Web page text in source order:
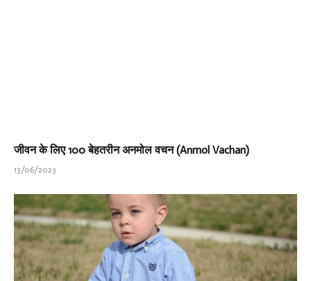
जीवन के लिए 100 बेहतरीन अनमोल वचन (Anmol Vachan)
13/06/2023